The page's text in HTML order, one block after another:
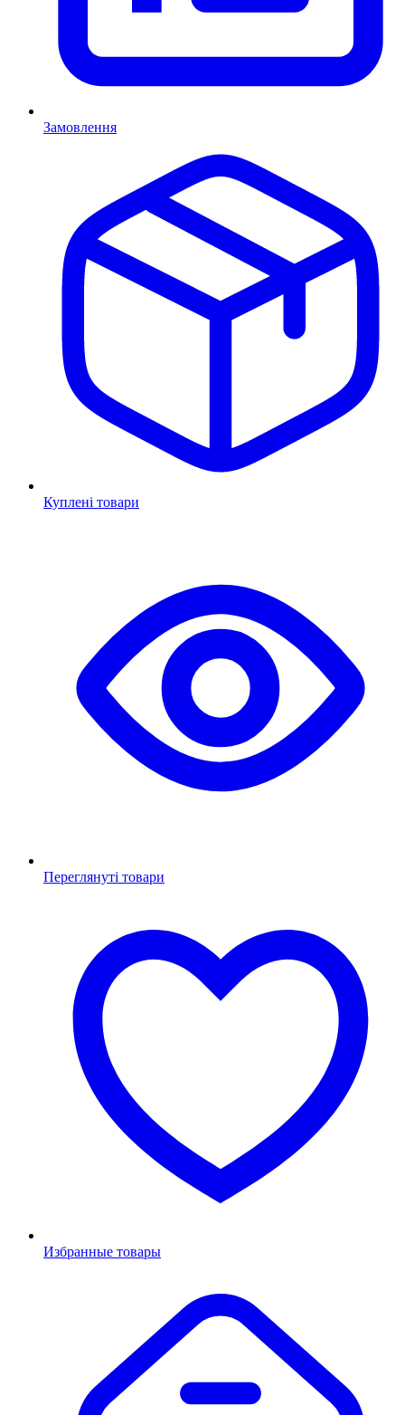
Замовлення
Куплені товари
Переглянуті товари
Избранные товары